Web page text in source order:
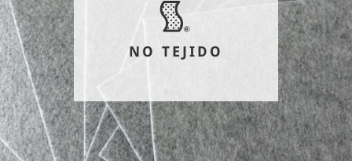
NO TEJIDO